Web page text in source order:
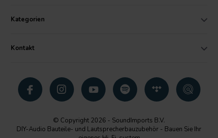
Kategorien
Kontakt
© Copyright 2026 - SoundImports B.V.
DIY-Audio Bauteile- und Lautsprecherbauzubehör - Bauen Sie Ihr